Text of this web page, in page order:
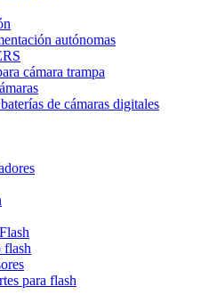
autónomas
cámara trampa
de cámaras digitales
flash
para flash